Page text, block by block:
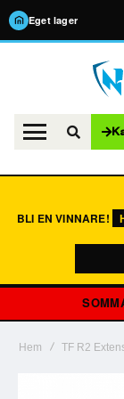
Eget lager
BLI EN VINNARE!
Hem TF R2